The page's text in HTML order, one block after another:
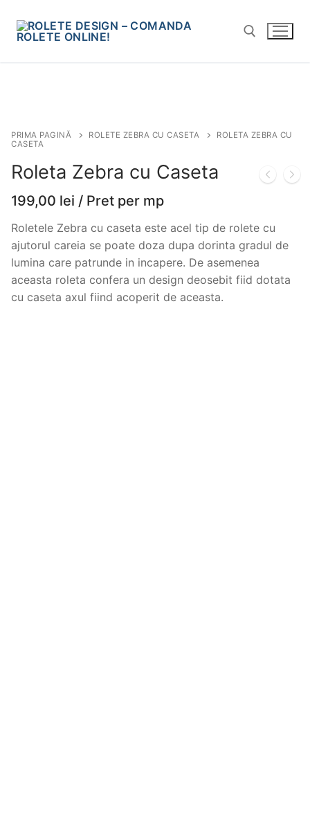
conținut
PRIMA PAGINĂ ROLETE ZEBRA CU CASETA
ROLETA ZEBRA CU
CASETA
Roleta Zebra cu Caseta
199,00 lei / Pret per mp
Roletele Zebra cu caseta este acel tip de rolete cu
ajutorul careia se poate doza dupa dorinta gradul de
lumina care patrunde in incapere. De asemenea
aceasta roleta confera un design deosebit fiid dotata
cu caseta axul fiind acoperit de aceasta.